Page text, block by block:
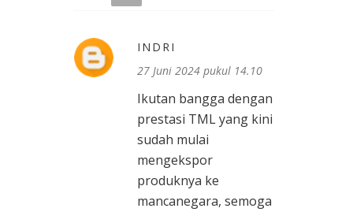
INDRI
27 Juni 2024 pukul 14.10
Ikutan bangga dengan
prestasi TML yang kini
sudah mulai
mengekspor
produknya ke
mancanegara, semoga